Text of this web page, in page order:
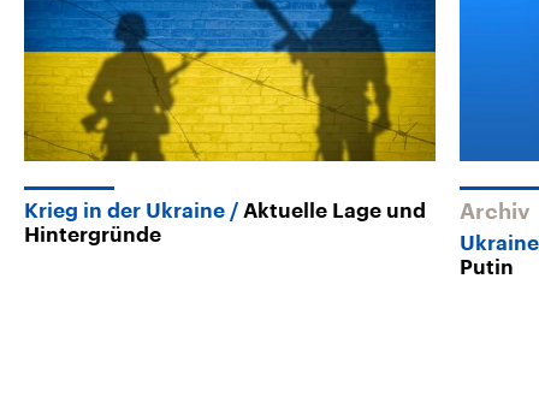
Krieg in der Ukraine
Aktuelle Lage und
Hintergründe
Archiv
Ukraine
Putin